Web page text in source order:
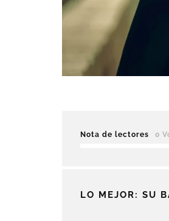
Nota de lectores 0
LO MEJOR: SU